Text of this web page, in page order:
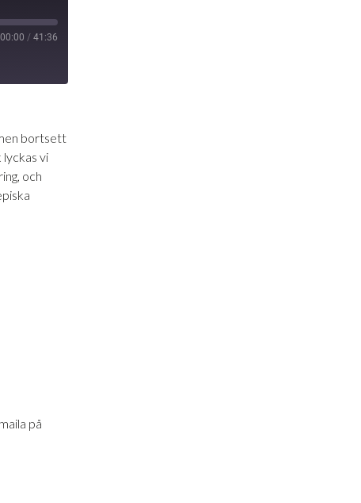
00:00 / 41:36
bortsett
lyckas vi
och
på